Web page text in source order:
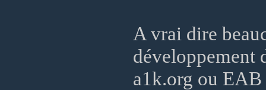
A vrai dire
développement
a1k.org ou